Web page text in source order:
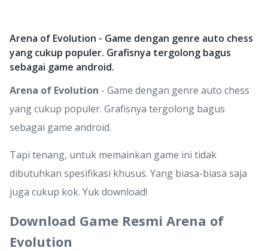
Arena of Evolution - Game dengan genre auto chess
yang cukup populer. Grafisnya tergolong bagus
sebagai game android.
Arena of Evolution - Game dengan genre auto chess
yang cukup populer. Grafisnya tergolong bagus
sebagai game android.
Tapi tenang, untuk memainkan game ini tidak
dibutuhkan spesifikasi khusus. Yang biasa-biasa saja
juga cukup kok. Yuk download!
Download Game Resmi Arena of
Evolution